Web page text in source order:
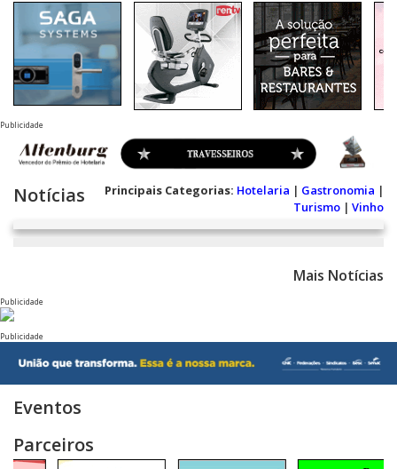
Publicidade
Notícias Principais Categorias: Hotelaria | Gastronomia |
Turismo | Vinho
Mais Notícias
Publicidade
Publicidade
Eventos
Parceiros